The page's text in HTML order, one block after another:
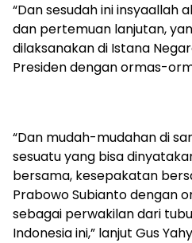
“Dan sesudah ini insyaallah
dan pertemuan lanjutan,
dilaksanakan di Istana
Presiden dengan ormas-
“Dan mudah-mudahan di
sesuatu yang bisa
bersama, kesepakatan
Prabowo Subianto dengan
sebagai perwakilan dari
Indonesia ini,” lanjut Gus